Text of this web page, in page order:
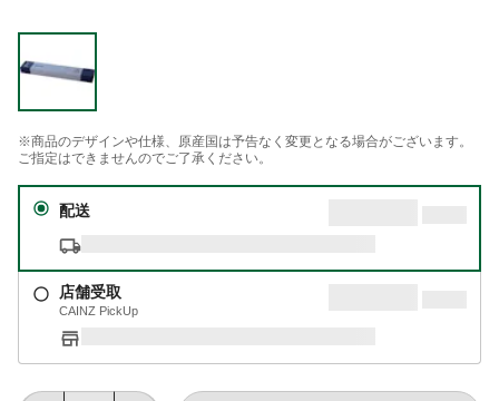
※商品のデザインや仕様、原産国は予告なく変更となる場合がございます。
ご指定はできませんのでご了承ください。
配送
店舗受取
CAINZ PickUp